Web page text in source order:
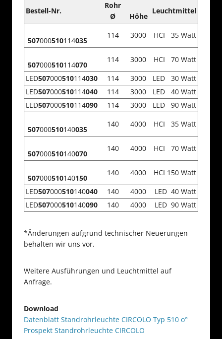
Bestell-Nr.
Rohr
Ø
Höhe
Leuchtmittel
507000510114035
114 3000 HCI 35 Watt
507000510114070
114 3000
HCI 70 Watt
LED507000510114030 114 3000
LED 30 Watt
LED507000510114040 114 3000
LED 40 Watt
LED507000510114090 114 3000 LED 90 Watt
507000510140035
140 4000 HCI 35 Watt
507000510140070
140 4000 HCI 70 Watt
507000510140150
140 4000
HCI 150 Watt
LED507000510140040 140 4000
LED 40 Watt
LED507000510140090 140 4000 LED 90 Watt
*Änderungen aufgrund technischer Neuerungen
behalten wir uns vor.
Weitere Ausführungen und Leuchtmittel auf
Anfrage.
Download
Datenblatt Standrohrleuchte CIRCOLO Typ 510 o°
Prospekt Standrohrleuchte CIRCOLO